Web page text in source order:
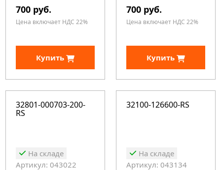
700 руб.
Цена включает НДС 22%
Купить
700 руб.
Цена включает НДС 22%
Купить
32801-000703-200-
RS
На складе
Артикул: 043022
32100-126600-RS
На складе
Артикул: 043134